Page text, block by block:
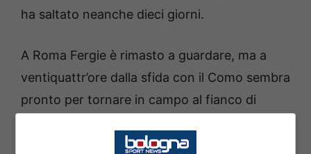
ha saltato neanche dieci giorni.
A Roma Fergie è rimasto a guardare, ma a
ventiquattr’ore dalla sfida con il Como sembra
pronto per tornare in campo al fianco di
c’è, ma se il capitano sta bene gioca e in